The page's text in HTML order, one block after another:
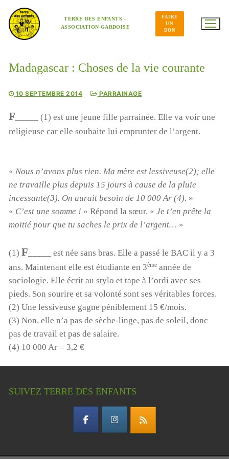
contenu
TERRE DES ENFANTS –
ASSOCIATION GARDOISE
FAIRE
UN
DON
Madagascar : Choses de la vie courante
10 SEPTEMBRE 2014 PARRAINAGE
F _____ (1) est une jeune fille parrainée. Elle va voir une
religieuse car elle souhaite lui emprunter de l’argent.
« Nous n’avons plus rien. Ma mère est lessiveuse(2); elle
ne travaille plus depuis 15 jours à cause de la pluie
incessante(3). On aurait besoin de 10 000 Ar (4). »
« C’est une somme ! » Répond la sœur. « Je t’en prête la
moitié pour que tu saches le prix de l’argent… »
(1) F _____ est née sans bras. Elle a passé le BAC il y a 3
ans. Maintenant elle est étudiante en 3èmeannée de
sociologie. Elle écrit au stylo et tape à l’ordi avec ses
pieds. Son sourire et sa volonté sont ses véritables forces.
(2) Une lessiveuse gagne péniblement 15 €/mois.
(3) Non, elle n’a pas de sèche-linge, pas de soleil, donc
pas de travail et pas de salaire.
(4) 10 000 Ar = 3,2 €
SUIVEZ TERRE DES ENFANTS